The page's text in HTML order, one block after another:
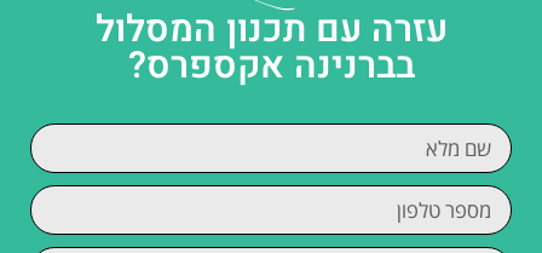
עזרה עם תכנון המסלול
בברנינה אקספרס?